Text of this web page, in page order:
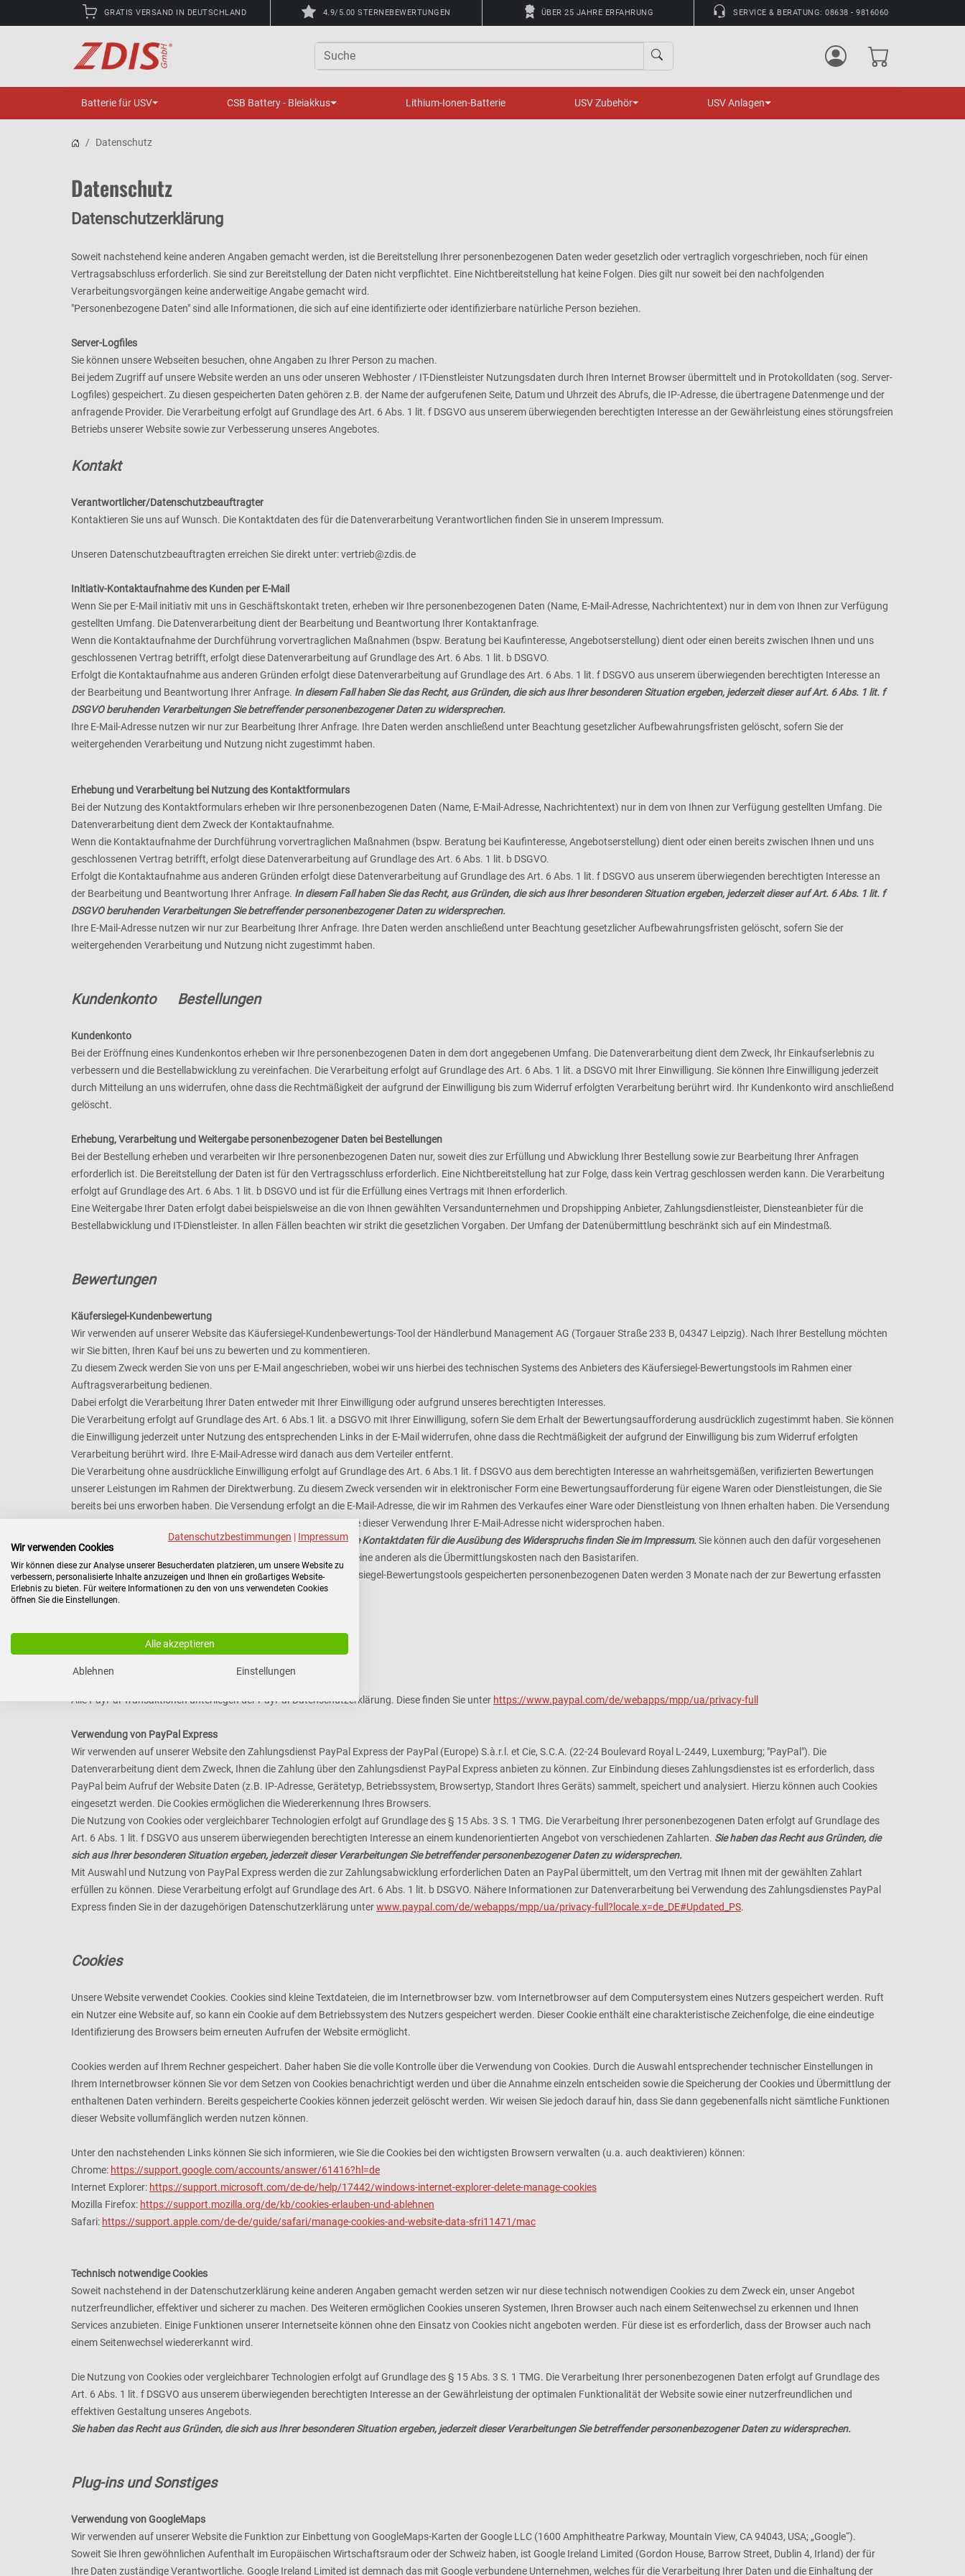
GRATIS VERSAND IN DEUTSCHLAND 4.9/5.00 STERNEBEWERTUNGEN ÜBER 25 JAHRE ERFAHRUNG SERVICE & BERATUNG: 08638 - 9816060
Suche
Batterie für USV CSB Battery - Bleiakkus Lithium-Ionen-Batterie USV Zubehör USV Anlagen
Datenschutz
Datenschutz
Datenschutzerklärung
Soweit nachstehend keine anderen Angaben gemacht werden, ist die Bereitstellung Ihrer personenbezogenen Daten weder gesetzlich oder vertraglich vorgeschrieben, noch für einen
Vertragsabschluss erforderlich. Sie sind zur Bereitstellung der Daten nicht verpflichtet. Eine Nichtbereitstellung hat keine Folgen. Dies gilt nur soweit bei den nachfolgenden
Verarbeitungsvorgängen keine anderweitige Angabe gemacht wird.
"Personenbezogene Daten" sind alle Informationen, die sich auf eine identifizierte oder identifizierbare natürliche Person beziehen.
Server-Logfiles
Sie können unsere Webseiten besuchen, ohne Angaben zu Ihrer Person zu machen.
Bei jedem Zugriff auf unsere Website werden an uns oder unseren Webhoster / IT-Dienstleister Nutzungsdaten durch Ihren Internet Browser übermittelt und in Protokolldaten (sog. Server-
Logfiles) gespeichert. Zu diesen gespeicherten Daten gehören z.B. der Name der aufgerufenen Seite, Datum und Uhrzeit des Abrufs, die IP-Adresse, die übertragene Datenmenge und der
anfragende Provider. Die Verarbeitung erfolgt auf Grundlage des Art. 6 Abs. 1 lit. f DSGVO aus unserem überwiegenden berechtigten Interesse an der Gewährleistung eines störungsfreien
Betriebs unserer Website sowie zur Verbesserung unseres Angebotes.
Kontakt
Verantwortlicher/Datenschutzbeauftragter
Kontaktieren Sie uns auf Wunsch. Die Kontaktdaten des für die Datenverarbeitung Verantwortlichen finden Sie in unserem Impressum.
Unseren Datenschutzbeauftragten erreichen Sie direkt unter:vertrieb@zdis.de
Initiativ-Kontaktaufnahme des Kunden per E-Mail
Wenn Sie per E-Mail initiativ mit uns in Geschäftskontakt treten, erheben wir Ihre personenbezogenen Daten (Name, E-Mail-Adresse, Nachrichtentext) nur in dem von Ihnen zur Verfügung
gestellten Umfang. Die Datenverarbeitung dient der Bearbeitung und Beantwortung Ihrer Kontaktanfrage.
Wenn die Kontaktaufnahme der Durchführung vorvertraglichen Maßnahmen (bspw. Beratung bei Kaufinteresse, Angebotserstellung) dient oder einen bereits zwischen Ihnen und uns
geschlossenen Vertrag betrifft, erfolgt diese Datenverarbeitung auf Grundlage des Art. 6 Abs. 1 lit. b DSGVO.
Erfolgt die Kontaktaufnahme aus anderen Gründen erfolgt diese Datenverarbeitung auf Grundlage des Art. 6 Abs. 1 lit. f DSGVO aus unserem überwiegenden berechtigten Interesse an
der Bearbeitung und Beantwortung Ihrer Anfrage. In diesem Fall haben Sie das Recht, aus Gründen, die sich aus Ihrer besonderen Situation ergeben, jederzeit dieser auf Art. 6 Abs. 1 lit. f
DSGVO beruhenden Verarbeitungen Sie betreffender personenbezogener Daten zu widersprechen.
Ihre E-Mail-Adresse nutzen wir nur zur Bearbeitung Ihrer Anfrage. Ihre Daten werden anschließend unter Beachtung gesetzlicher Aufbewahrungsfristen gelöscht, sofern Sie der
weitergehenden Verarbeitung und Nutzung nicht zugestimmt haben.
Erhebung und Verarbeitung bei Nutzung des Kontaktformulars
Bei der Nutzung des Kontaktformulars erheben wir Ihre personenbezogenen Daten (Name, E-Mail-Adresse, Nachrichtentext) nur in dem von Ihnen zur Verfügung gestellten Umfang. Die
Datenverarbeitung dient dem Zweck der Kontaktaufnahme.
Wenn die Kontaktaufnahme der Durchführung vorvertraglichen Maßnahmen (bspw. Beratung bei Kaufinteresse, Angebotserstellung) dient oder einen bereits zwischen Ihnen und uns
geschlossenen Vertrag betrifft, erfolgt diese Datenverarbeitung auf Grundlage des Art. 6 Abs. 1 lit. b DSGVO.
Erfolgt die Kontaktaufnahme aus anderen Gründen erfolgt diese Datenverarbeitung auf Grundlage des Art. 6 Abs. 1 lit. f DSGVO aus unserem überwiegenden berechtigten Interesse an
der Bearbeitung und Beantwortung Ihrer Anfrage. In diesem Fall haben Sie das Recht, aus Gründen, die sich aus Ihrer besonderen Situation ergeben, jederzeit dieser auf Art. 6 Abs. 1 lit. f
DSGVO beruhenden Verarbeitungen Sie betreffender personenbezogener Daten zu widersprechen.
Ihre E-Mail-Adresse nutzen wir nur zur Bearbeitung Ihrer Anfrage. Ihre Daten werden anschließend unter Beachtung gesetzlicher Aufbewahrungsfristen gelöscht, sofern Sie der
weitergehenden Verarbeitung und Nutzung nicht zugestimmt haben.
Kundenkonto Bestellungen
Kundenkonto
Bei der Eröffnung eines Kundenkontos erheben wir Ihre personenbezogenen Daten in dem dort angegebenen Umfang. Die Datenverarbeitung dient dem Zweck, Ihr Einkaufserlebnis zu
verbessern und die Bestellabwicklung zu vereinfachen. Die Verarbeitung erfolgt auf Grundlage des Art. 6 Abs. 1 lit. a DSGVO mit Ihrer Einwilligung. Sie können Ihre Einwilligung jederzeit
durch Mitteilung an uns widerrufen, ohne dass die Rechtmäßigkeit der aufgrund der Einwilligung bis zum Widerruf erfolgten Verarbeitung berührt wird. Ihr Kundenkonto wird anschließend
gelöscht.
Erhebung, Verarbeitung und Weitergabe personenbezogener Daten bei Bestellungen
Bei der Bestellung erheben und verarbeiten wir Ihre personenbezogenen Daten nur, soweit dies zur Erfüllung und Abwicklung Ihrer Bestellung sowie zur Bearbeitung Ihrer Anfragen
erforderlich ist. Die Bereitstellung der Daten ist für den Vertragsschluss erforderlich. Eine Nichtbereitstellung hat zur Folge, dass kein Vertrag geschlossen werden kann. Die Verarbeitung
erfolgt auf Grundlage des Art. 6 Abs. 1 lit. b DSGVO und ist für die Erfüllung eines Vertrags mit Ihnen erforderlich.
Eine Weitergabe Ihrer Daten erfolgt dabei beispielsweise an die von Ihnen gewählten Versandunternehmen und Dropshipping Anbieter, Zahlungsdienstleister, Diensteanbieter für die
Bestellabwicklung und IT-Dienstleister. In allen Fällen beachten wir strikt die gesetzlichen Vorgaben. Der Umfang der Datenübermittlung beschränkt sich auf ein Mindestmaß.
Bewertungen
Käufersiegel-Kundenbewertung
Wir verwenden auf unserer Website das Käufersiegel-Kundenbewertungs-Tool der Händlerbund Management AG (Torgauer Straße 233 B, 04347 Leipzig). Nach Ihrer Bestellung möchten
wir Sie bitten, Ihren Kauf bei uns zu bewerten und zu kommentieren.
Zu diesem Zweck werden Sie von uns per E-Mail angeschrieben, wobei wir uns hierbei des technischen Systems des Anbieters des Käufersiegel-Bewertungstools im Rahmen einer
Auftragsverarbeitung bedienen.
Dabei erfolgt die Verarbeitung Ihrer Daten entweder mit Ihrer Einwilligung oder aufgrund unseres berechtigten Interesses.
Die Verarbeitung erfolgt auf Grundlage des Art. 6 Abs.1 lit. a DSGVO mit Ihrer Einwilligung, sofern Sie dem Erhalt der Bewertungsaufforderung ausdrücklich zugestimmt haben. Sie können
die Einwilligung jederzeit unter Nutzung des entsprechenden Links in der E-Mail widerrufen, ohne dass die Rechtmäßigkeit der aufgrund der Einwilligung bis zum Widerruf erfolgten
Verarbeitung berührt wird. Ihre E-Mail-Adresse wird danach aus dem Verteiler entfernt.
Die Verarbeitung ohne ausdrückliche Einwilligung erfolgt auf Grundlage des Art. 6 Abs.1 lit. f DSGVO aus dem berechtigten Interesse an wahrheitsgemäßen, verifizierten Bewertungen
unserer Leistungen im Rahmen der Direktwerbung. Zu diesem Zweck versenden wir in elektronischer Form eine Bewertungsaufforderung für eigene Waren oder Dienstleistungen, die Sie
bereits bei uns erworben haben. Die Versendung erfolgt an die E-Mail-Adresse, die wir im Rahmen des Verkaufes einer Ware oder Dienstleistung von Ihnen erhalten haben. Die Versendung
der Bewertungsaufforderung steht unter dem Vorbehalt, dass Sie dieser Verwendung Ihrer E-Mail-Adresse nicht widersprochen haben.
Der Widerspruch ist jederzeit durch Mitteilung an uns möglich. Die Kontaktdaten für die Ausübung des Widerspruchs finden Sie im Impressum.Sie können auch den dafür vorgesehenen
Link in der Bewertungsaufforderung nutzen. Hierfür entstehen keine anderen als die Übermittlungskosten nach den Basistarifen.
Die in diesem Zusammenhang im technischen System des Käufersiegel-Bewertungstools gespeicherten personenbezogenen Daten werden 3 Monate nach der zur Bewertung erfassten
Warenlieferung gelöscht.
Zahlungsdienstleister
Alle PayPal-Transaktionen unterliegen der PayPal-Datenschutzerklärung. Diese finden Sie unter https://www.paypal.com/de/webapps/mpp/ua/privacy-full
Verwendung von PayPal Express
Wir verwenden auf unserer Website den Zahlungsdienst PayPal Express der PayPal (Europe) S.à.r.l. et Cie, S.C.A. (22-24 Boulevard Royal L-2449, Luxemburg; "PayPal"). Die
Datenverarbeitung dient dem Zweck, Ihnen die Zahlung über den Zahlungsdienst PayPal Express anbieten zu können. Zur Einbindung dieses Zahlungsdienstes ist es erforderlich, dass
PayPal beim Aufruf der Website Daten (z.B. IP-Adresse, Gerätetyp, Betriebssystem, Browsertyp, Standort Ihres Geräts) sammelt, speichert und analysiert. Hierzu können auch Cookies
eingesetzt werden. Die Cookies ermöglichen die Wiedererkennung Ihres Browsers.
Die Nutzung von Cookies oder vergleichbarer Technologien erfolgt auf Grundlage des § 15 Abs. 3 S. 1 TMG. Die Verarbeitung Ihrer personenbezogenen Daten erfolgt auf Grundlage des
Art. 6 Abs. 1 lit. f DSGVO aus unserem überwiegenden berechtigten Interesse an einem kundenorientierten Angebot von verschiedenen Zahlarten. Sie haben das Recht aus Gründen, die
sich aus Ihrer besonderen Situation ergeben, jederzeit dieser Verarbeitungen Sie betreffender personenbezogener Daten zu widersprechen.
Mit Auswahl und Nutzung von PayPal Express werden die zur Zahlungsabwicklung erforderlichen Daten an PayPal übermittelt, um den Vertrag mit Ihnen mit der gewählten Zahlart
erfüllen zu können. Diese Verarbeitung erfolgt auf Grundlage des Art. 6 Abs. 1 lit. b DSGVO. Nähere Informationen zur Datenverarbeitung bei Verwendung des Zahlungsdienstes PayPal
Express finden Sie in der dazugehörigen Datenschutzerklärung unterwww.paypal.com/de/webapps/mpp/ua/privacy-full?locale.x=de_DE#Updated_PS.
Cookies
Unsere Website verwendet Cookies. Cookies sind kleine Textdateien, die im Internetbrowser bzw. vom Internetbrowser auf dem Computersystem eines Nutzers gespeichert werden. Ruft
ein Nutzer eine Website auf, so kann ein Cookie auf dem Betriebssystem des Nutzers gespeichert werden. Dieser Cookie enthält eine charakteristische Zeichenfolge, die eine eindeutige
Identifizierung des Browsers beim erneuten Aufrufen der Website ermöglicht.
Cookies werden auf Ihrem Rechner gespeichert. Daher haben Sie die volle Kontrolle über die Verwendung von Cookies. Durch die Auswahl entsprechender technischer Einstellungen in
Ihrem Internetbrowser können Sie vor dem Setzen von Cookies benachrichtigt werden und über die Annahme einzeln entscheiden sowie die Speicherung der Cookies und Übermittlung der
enthaltenen Daten verhindern. Bereits gespeicherte Cookies können jederzeit gelöscht werden. Wir weisen Sie jedoch darauf hin, dass Sie dann gegebenenfalls nicht sämtliche Funktionen
dieser Website vollumfänglich werden nutzen können.
Unter den nachstehenden Links können Sie sich informieren, wie Sie die Cookies bei den wichtigsten Browsern verwalten (u.a. auch deaktivieren) können:
Chrome: https://support.google.com/accounts/answer/61416?hl=de
Internet Explorer: https://support.microsoft.com/de-de/help/17442/windows-internet-explorer-delete-manage-cookies
Mozilla Firefox: https://support.mozilla.org/de/kb/cookies-erlauben-und-ablehnen
Safari: https://support.apple.com/de-de/guide/safari/manage-cookies-and-website-data-sfri11471/mac
Technisch notwendige Cookies
Soweit nachstehend in der Datenschutzerklärung keine anderen Angaben gemacht werden setzen wir nur diese technisch notwendigen Cookies zu dem Zweck ein, unser Angebot
nutzerfreundlicher, effektiver und sicherer zu machen. Des Weiteren ermöglichen Cookies unseren Systemen, Ihren Browser auch nach einem Seitenwechsel zu erkennen und Ihnen
Services anzubieten. Einige Funktionen unserer Internetseite können ohne den Einsatz von Cookies nicht angeboten werden. Für diese ist es erforderlich, dass der Browser auch nach
einem Seitenwechsel wiedererkannt wird.
Die Nutzung von Cookies oder vergleichbarer Technologien erfolgt auf Grundlage des § 15 Abs. 3 S. 1 TMG. Die Verarbeitung Ihrer personenbezogenen Daten erfolgt auf Grundlage des
Art. 6 Abs. 1 lit. f DSGVO aus unserem überwiegenden berechtigten Interesse an der Gewährleistung der optimalen Funktionalität der Website sowie einer nutzerfreundlichen und
effektiven Gestaltung unseres Angebots.
Sie haben das Recht aus Gründen, die sich aus Ihrer besonderen Situation ergeben, jederzeit dieser Verarbeitungen Sie betreffender personenbezogener Daten zu widersprechen.
Plug-ins und Sonstiges
Verwendung von GoogleMaps
Wir verwenden auf unserer Website die Funktion zur Einbettung von GoogleMaps-Karten der Google LLC (1600 Amphitheatre Parkway, Mountain View, CA 94043, USA; „Google“).
Soweit Sie Ihren gewöhnlichen Aufenthalt im Europäischen Wirtschaftsraum oder der Schweiz haben, ist Google Ireland Limited (Gordon House, Barrow Street, Dublin 4, Irland) der für
Ihre Daten zuständige Verantwortliche. Google Ireland Limited ist demnach das mit Google verbundene Unternehmen, welches für die Verarbeitung Ihrer Daten und die Einhaltung der
Datenschutzbestimmungen | Impressum
Wir verwenden Cookies
Wir können diese zur Analyse unserer Besucherdaten platzieren, um unsere Website zu
verbessern, personalisierte Inhalte anzuzeigen und Ihnen ein großartiges Website-
Erlebnis zu bieten. Für weitere Informationen zu den von uns verwendeten Cookies
öffnen Sie die Einstellungen.
Alle akzeptieren
Ablehnen Einstellungen